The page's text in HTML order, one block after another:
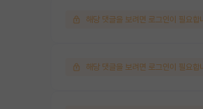
해당 댓글을 보려면 로그인이 필요합
해당 댓글을 보려면 로그인이 필요합